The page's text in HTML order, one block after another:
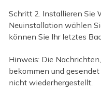
Schritt 2. Installieren Sie
Neuinstallation wählen
können Sie Ihr letztes
Hinweis: Die
bekommen und
nicht wiederhergestellt.